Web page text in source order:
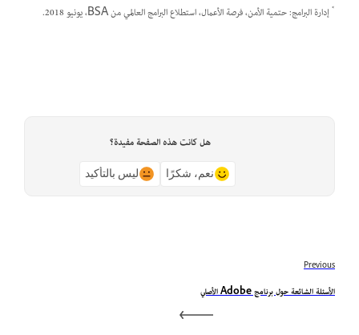
*إدارة البرامج: حتمية الأمن، فرصة الأعمال، استطلاع البرامج العالمي من BSA، يونيو 2018.
هل كانت هذه الصفحة مفيدة؟
نعم، شكرًا ليس بالتأكيد
Previous
الأسئلة الشائعة حول برنامج Adobe الأصلي